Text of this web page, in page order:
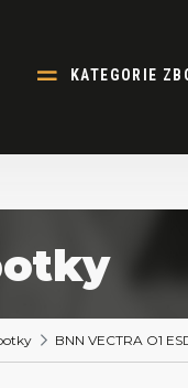
KATEGORIE
BNN VECTRA O1